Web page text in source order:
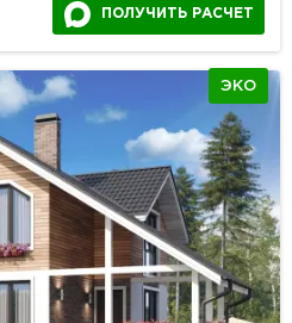
ПОЛУЧИТЬ РАСЧЕТ
ЭКО